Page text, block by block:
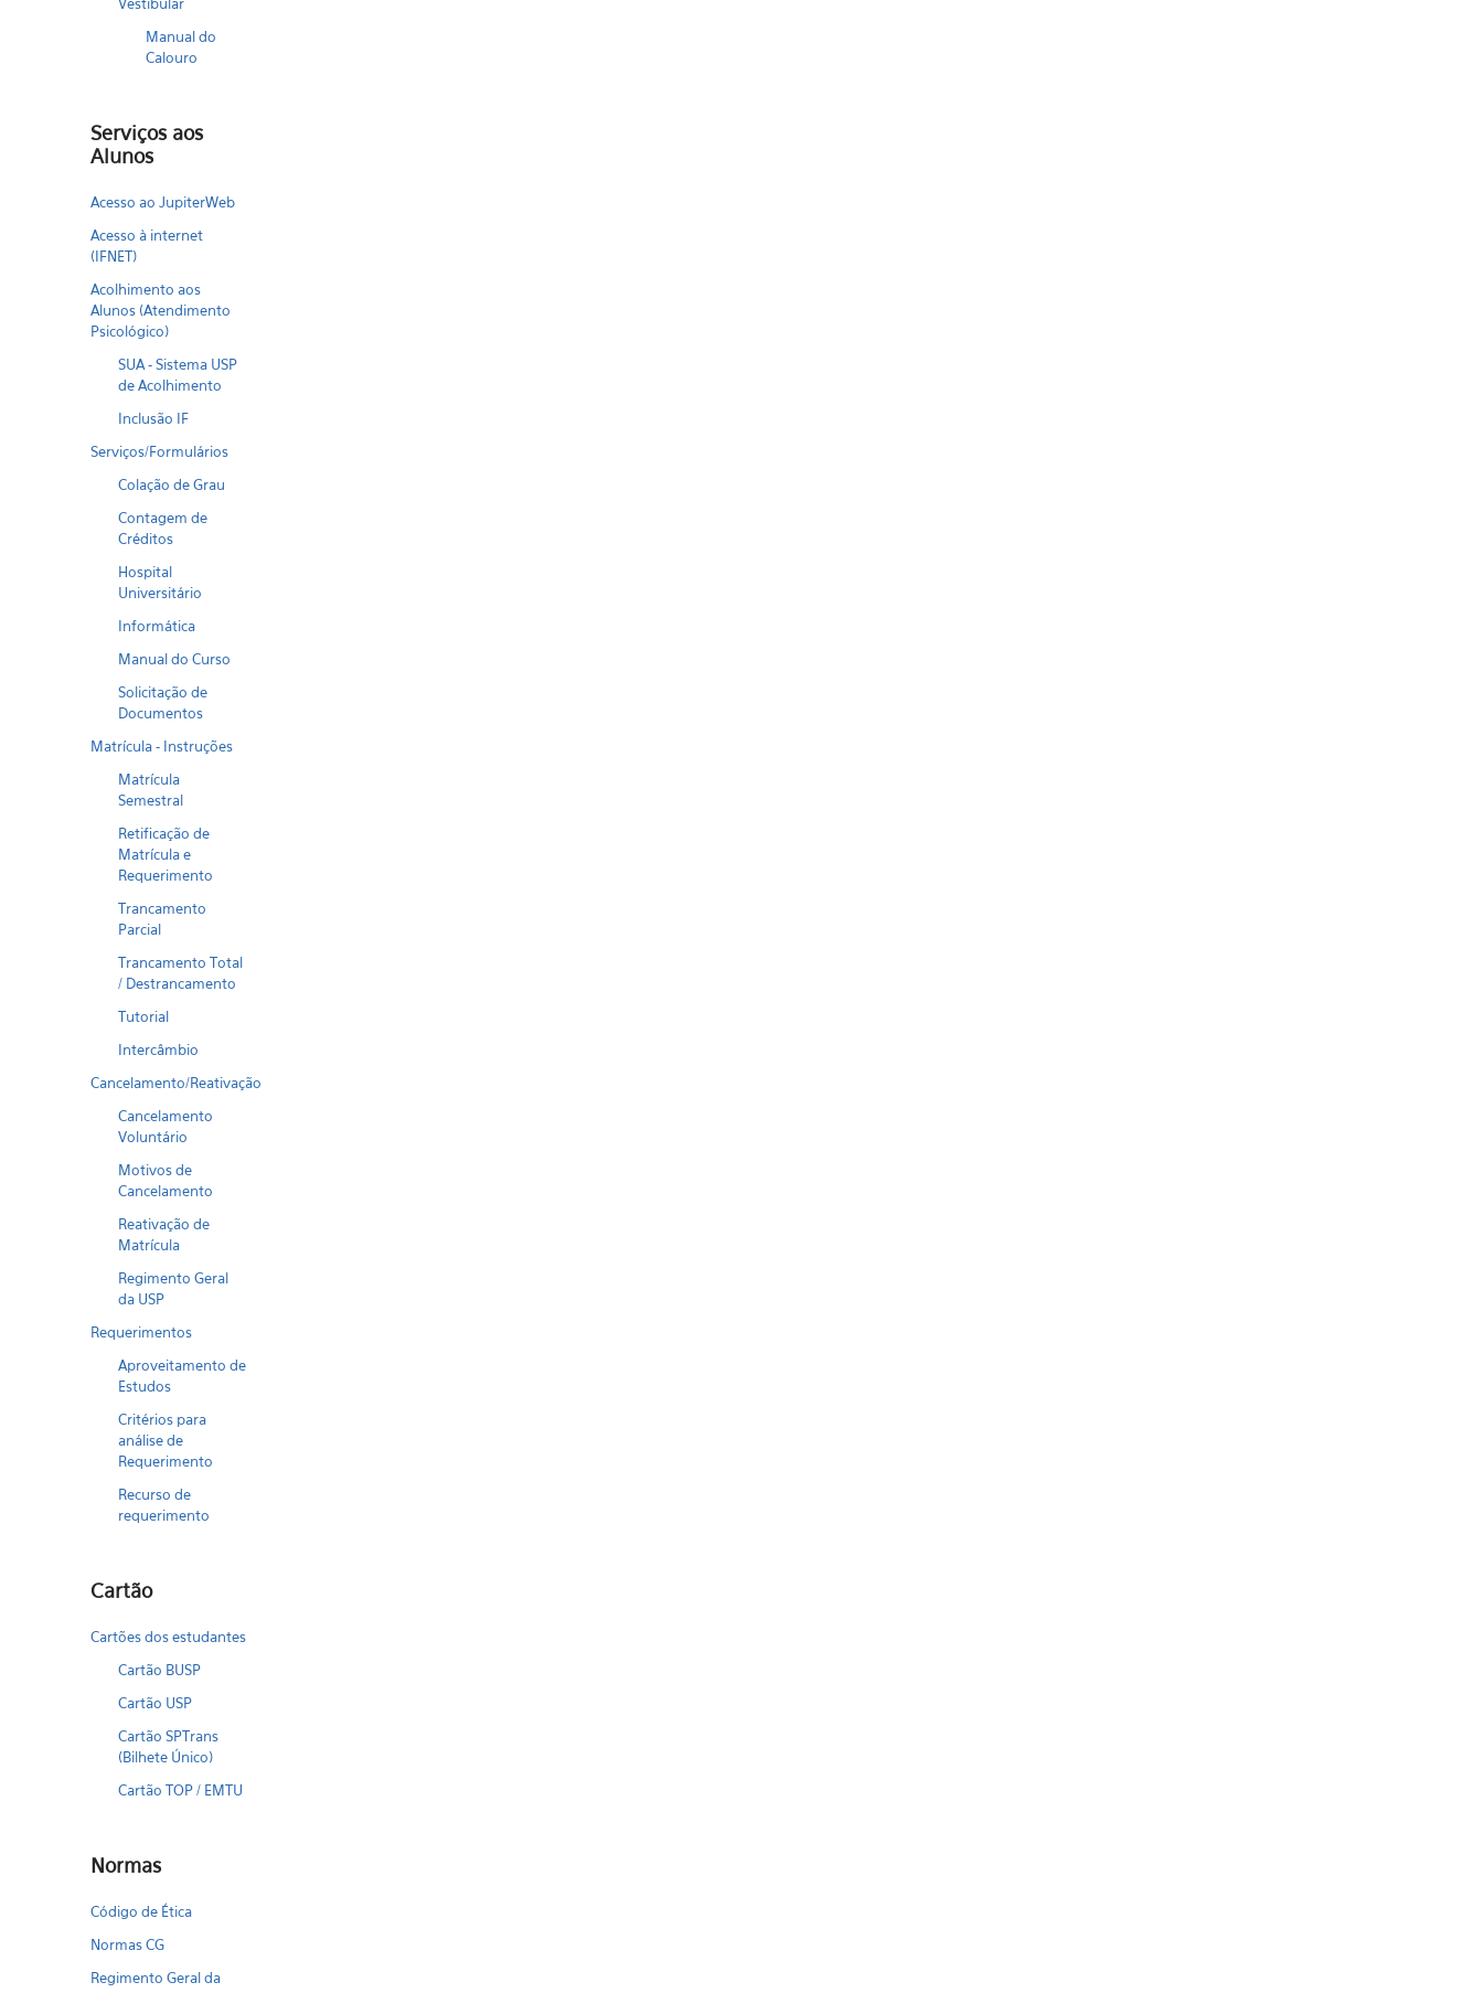
Manual do
Calouro
Serviços aos
Alunos
Acesso ao JupiterWeb
Acesso à internet
(IFNET)
Acolhimento aos
Alunos (Atendimento
Psicológico)
SUA - Sistema USP
de Acolhimento
Inclusão IF
Serviços/Formulários
Colação de Grau
Contagem de
Créditos
Hospital
Universitário
Informática
Manual do Curso
Solicitação de
Documentos
Matrícula - Instruções
Matrícula
Semestral
Retificação de
Matrícula e
Requerimento
Trancamento
Parcial
Trancamento Total
/ Destrancamento
Tutorial
Intercâmbio
Cancelamento/Reativação
Cancelamento
Voluntário
Motivos de
Cancelamento
Reativação de
Matrícula
Regimento Geral
da USP
Requerimentos
Aproveitamento de
Estudos
Critérios para
análise de
Requerimento
Recurso de
requerimento
Cartão
Cartões dos estudantes
Cartão BUSP
Cartão USP
Cartão SPTrans
(Bilhete Único)
Cartão TOP / EMTU
Normas
Código de Ética
Normas CG
Regimento Geral da